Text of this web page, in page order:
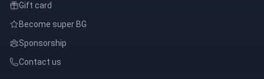
Gift card
Become super BG
Sponsorship
Contact us